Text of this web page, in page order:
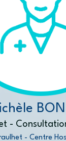
-
- Centre